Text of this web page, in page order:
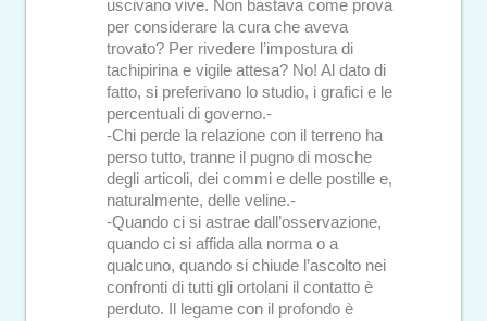
uscivano vive. Non bastava come prova
per considerare la cura che aveva
trovato? Per rivedere l’impostura di
tachipirina e vigile attesa? No! Al dato di
fatto, si preferivano lo studio, i grafici e le
percentuali di governo.-
-Chi perde la relazione con il terreno ha
perso tutto, tranne il pugno di mosche
degli articoli, dei commi e delle postille e,
naturalmente, delle veline.-
-Quando ci si astrae dall’osservazione,
quando ci si affida alla norma o a
qualcuno, quando si chiude l’ascolto nei
confronti di tutti gli ortolani il contatto è
perduto. Il legame con il profondo è